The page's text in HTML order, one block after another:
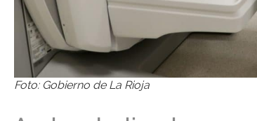
Foto: Gobierno de La Rioja